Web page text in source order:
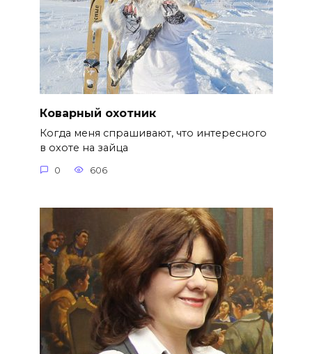
Коварный охотник
Когда меня спрашивают, что интересного
в охоте на зайца
0 606